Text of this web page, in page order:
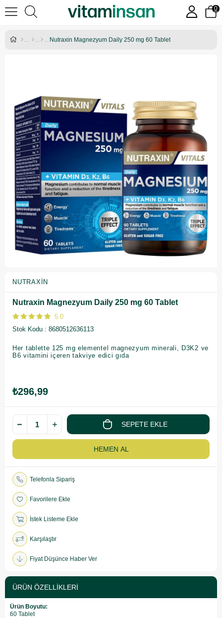
0
Nutraxin Magnezyum Daily 250 mg 60 Tablet
NUTRAXIN
Nutraxin Magnezyum Daily 250 mg 60 Tablet
5.0
Stok Kodu
8680512636113
Her tablette 125 mg elementel magnezyum minerali, D3K2 ve
B6 vitamini içeren takviye edici gıda
₺296,99
Telefonla Sipariş
Favorilere Ekle
İstek Listeme Ekle
Karşılaştır
Fiyat Düşünce Haber Ver
ÜRÜN ÖZELLIKLERI
Ürün Boyutu:
60 Tablet